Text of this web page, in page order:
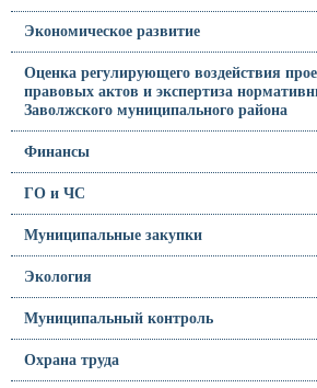
Экономическое развитие
Оценка регулирующего воздействия
правовых актов и экспертиза
Заволжского муниципального района
Финансы
ГО и ЧС
Муниципальные закупки
Экология
Муниципальный контроль
Охрана труда